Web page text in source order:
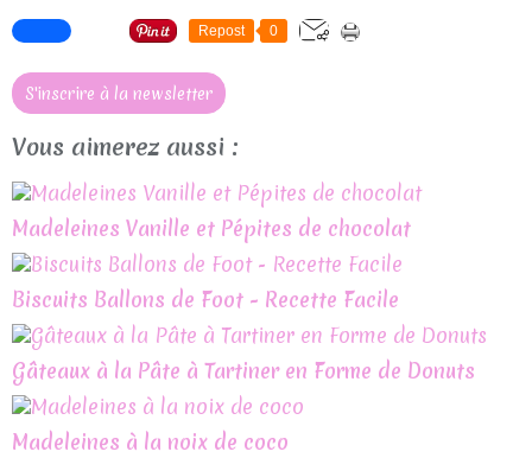
Repost 0
S'inscrire à la newsletter
Vous aimerez aussi :
Madeleines Vanille et Pépites de chocolat
Biscuits Ballons de Foot - Recette Facile
Gâteaux à la Pâte à Tartiner en Forme de Donuts
Madeleines à la noix de coco